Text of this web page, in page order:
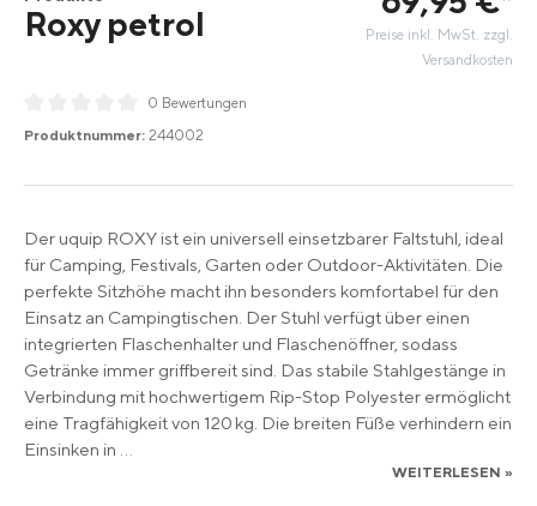
Roxy petrol
Preise inkl. MwSt. zzgl.
Versandkosten
0 Bewertungen
Produktnummer: 244002
Der uquip ROXY ist ein universell einsetzbarer Faltstuhl, ideal
für Camping, Festivals, Garten oder Outdoor-Aktivitäten. Die
perfekte Sitzhöhe macht ihn besonders komfortabel für den
Einsatz an Campingtischen. Der Stuhl verfügt über einen
integrierten Flaschenhalter und Flaschenöffner, sodass
Getränke immer griffbereit sind. Das stabile Stahlgestänge in
Verbindung mit hochwertigem Rip-Stop Polyester ermöglicht
eine Tragfähigkeit von 120 kg. Die breiten Füße verhindern ein
Einsinken in
WEITERLESEN »